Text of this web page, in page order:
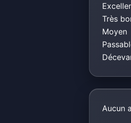
Très
Moyen
Aucun